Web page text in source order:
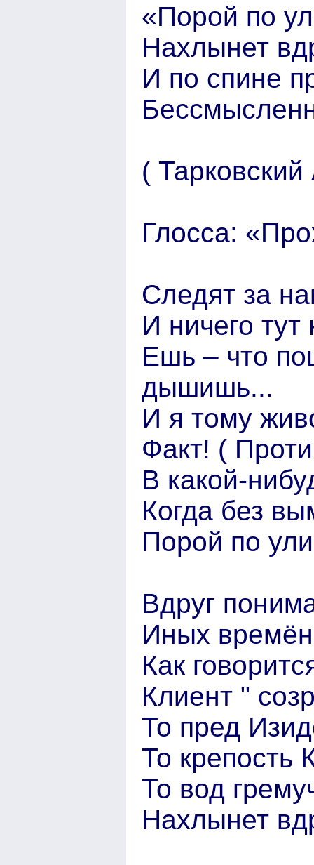
«Порой по
Нахлынет
И по спине
(
Глосса:
Следят за
И ничего
Ешь – что
дышишь...
И я тому
Факт! (
В какой-
Когда без
Порой по
Вдруг
Иных
Как
Клиент "
То пред
То крепость
То вод
Нахлынет